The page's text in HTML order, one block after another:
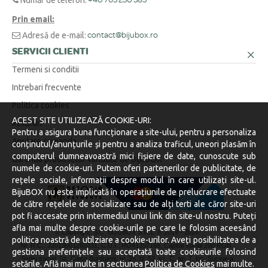
Prin email:
Adresă de e-mail: contact@bijubox.ro
SERVICII CLIENTI
Termeni si conditii
Intrebari frecvente
Politica cookies
Retururi
Anulare comanda
Garantia produselor vandute de BijuBOX
© Copyright S.C. BIJUBOX S.R.L. © 2019 -2026.
Nr. R.C.: J2019001260331, C.U.I.: RO41357168, Capital social 200 RON.
Sediu social: Str. Calea Burdujeni, nr. 25, bl. 52, sc. C, ap. 7, loc. Suceava,
ACEST SITE UTILIZEAZĂ COOKIE-URI:
Pentru a asigura buna funcționare a site-ului, pentru a personaliza
conținutul/anunțurile și pentru a analiza traficul, uneori plasăm în
computerul dumneavoastră mici fișiere de date, cunoscute sub
numele de cookie-uri. Putem oferi partenerilor de publicitate, de
rețele sociale, informații despre modul în care utilizați site-ul.
BijuBOX nu este implicată în operațiunile de prelucrare efectuate
de către rețelele de socializare sau de alți terti ale căror site-uri
pot fi accesate prin intermediul unui link din site-ul nostru. Puteți
afla mai multe despre cookie-urile pe care le folosim aceesând
politica noastră de utilziare a cookie-urilor. Aveți posibilitatea de a
gestiona preferințele sau acceptată toate cookieurile folosind
setările. Află mai multe in sectiunea Politica de Cookiesmai multe.